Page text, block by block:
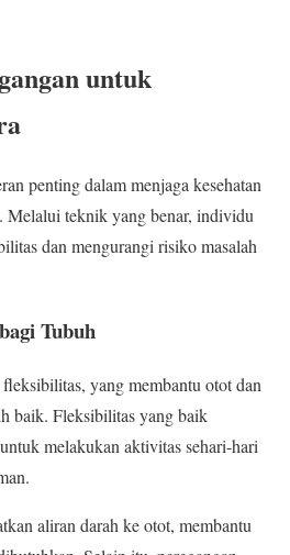
untuk
penting dalam menjaga kesehatan
Melalui teknik yang benar, individu
dan mengurangi risiko masalah
Tubuh
yang membantu otot dan
baik. Fleksibilitas yang baik
melakukan aktivitas sehari-hari
aliran darah ke otot, membantu